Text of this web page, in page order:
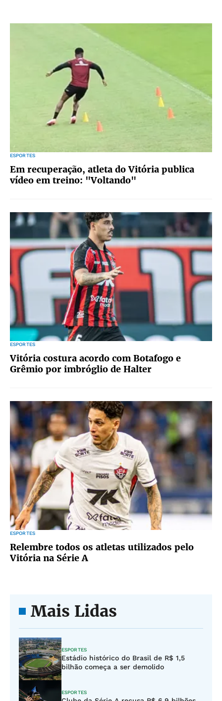
ESPORTES
Em recuperação, atleta do Vitória publica
vídeo em treino: "Voltando"
ESPORTES
Vitória costura acordo com Botafogo e
Grêmio por imbróglio de Halter
ESPORTES
Relembre todos os atletas utilizados pelo
Vitória na Série A
Mais Lidas
ESPORTES
Estádio histórico do Brasil de R$ 1,5
bilhão começa a ser demolido
ESPORTES